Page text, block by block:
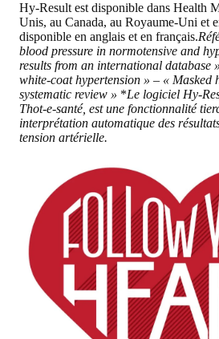
Hy-Result est disponible dans Health
Unis, au Canada, au Royaume-Uni et
disponible en anglais et en français.
blood pressure in normotensive and
results from an international database
white-coat hypertension » – « Masked
systematic review » *Le logiciel Hy-
Thot-e-santé, est une fonctionnalité
interprétation automatique des
tension artérielle.